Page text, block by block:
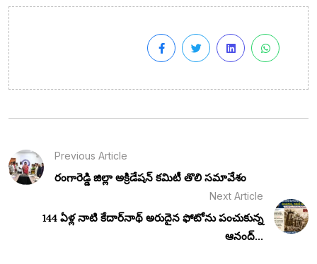
Previous Article
రంగారెడ్డి జిల్లా అక్రిడేషన్ కమిటీ తొలి సమావేశం
Next Article
144 ఏళ్ల నాటి కేదార్‌నాథ్ అరుదైన ఫోటోను పంచుకున్న
ఆనంద్...